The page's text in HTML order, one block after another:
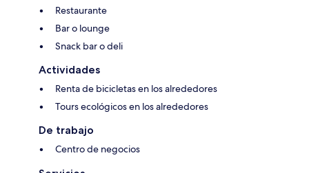
Restaurante
Bar o lounge
Snack bar o deli
Actividades
Renta de bicicletas en los alrededores
Tours ecológicos en los alrededores
De trabajo
Centro de negocios